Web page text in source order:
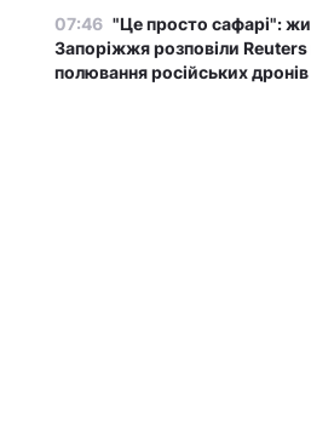
07:46 "Це просто сафарі":
Запоріжжя розповіли Reuters
полювання російських дронів